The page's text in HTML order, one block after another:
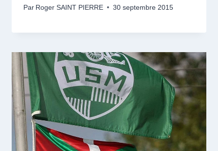
Par Roger SAINT PIERRE 30 septembre 2015